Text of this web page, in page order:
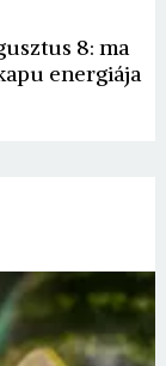
8: ma
energiája